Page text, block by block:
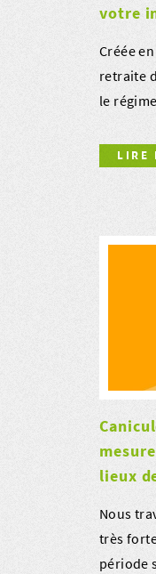
votre
Créée
retraite
le
LIRE
lieux
Nous
très
période